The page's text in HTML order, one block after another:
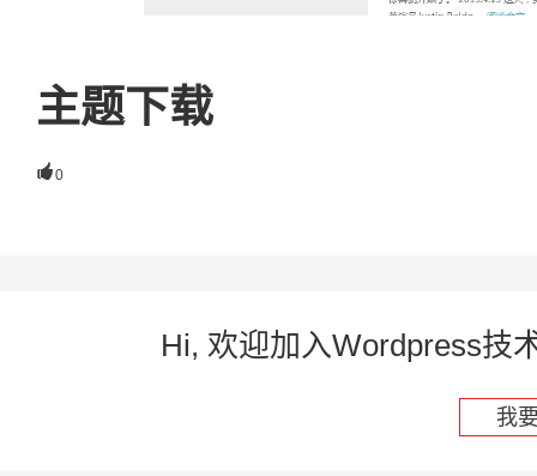
主题下载
0
Hi, 欢迎加入Wordpress技
我